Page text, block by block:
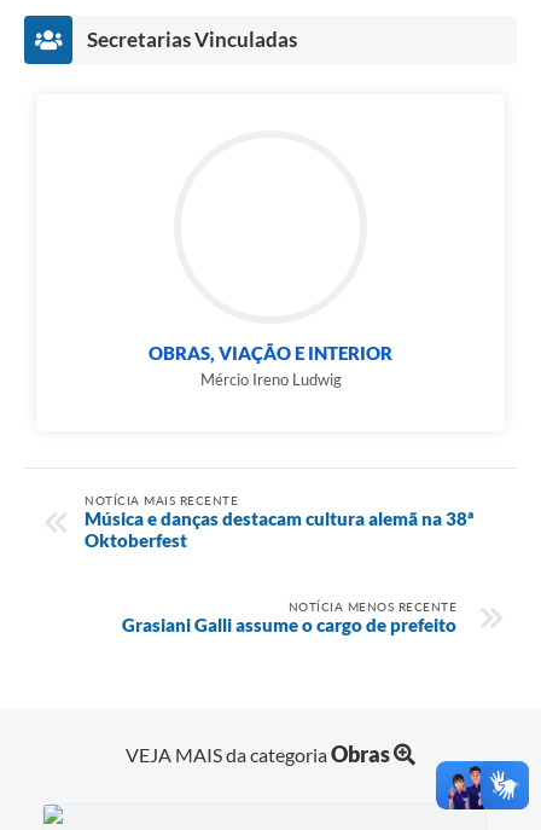
Secretarias Vinculadas
OBRAS, VIAÇÃO E INTERIOR
Mércio Ireno Ludwig
NOTÍCIA MAIS RECENTE
Música e danças destacam cultura alemã na 38ª
Oktoberfest
NOTÍCIA MENOS RECENTE
Grasiani Galli assume o cargo de prefeito
VEJA MAIS da categoriaObras